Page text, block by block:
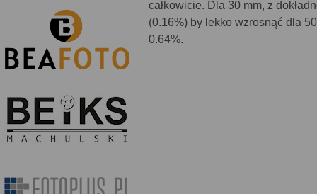
całkowicie. Dla 30 mm, z
(0.16%) by lekko wzrosnąć dla
0.64%.